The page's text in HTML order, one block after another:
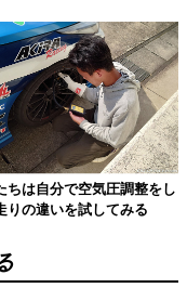
ちは自分で空気圧調整をし
りの違いを試してみる